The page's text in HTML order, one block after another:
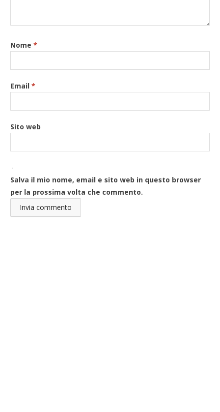
Nome*
Email*
Sito web
Salva il mio nome, email e sito web in questo browser
per la prossima volta che commento.